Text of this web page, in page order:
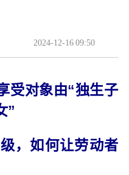
2024-12-16 09:50
受对象由“独生子
”
，如何让劳动者